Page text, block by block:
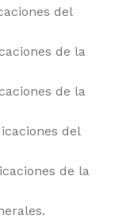
del
de la
de la
del
de la